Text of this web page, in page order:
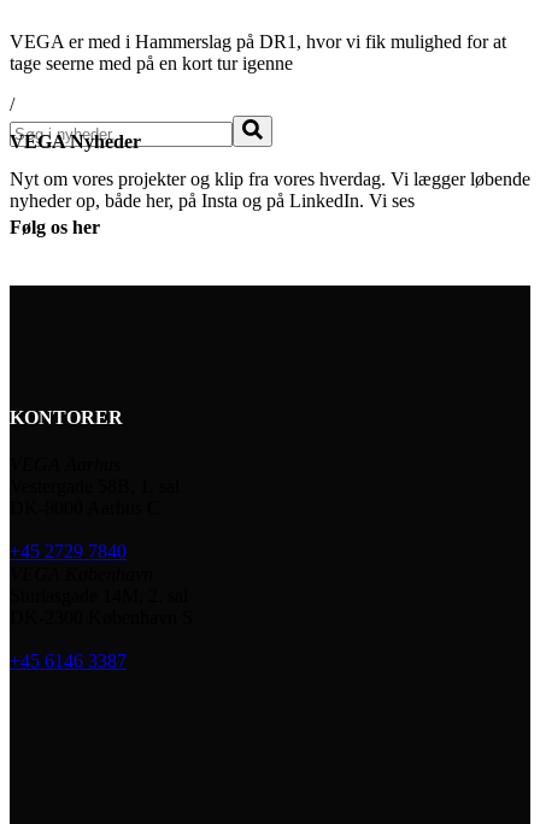
VEGA er med i Hammerslag på DR1, hvor vi fik mulighed for at
tage seerne med på en kort tur igenne
/
Søg
VEGA Nyheder
Nyt om vores projekter og klip fra vores hverdag. Vi lægger løbende
nyheder op, både her, på Insta og på LinkedIn. Vi ses
Følg os her
KONTORER
+45 2729 7840
+45 6146 3387